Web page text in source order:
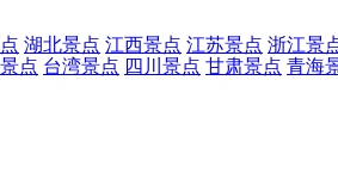
湖北景点 江西景点 江苏景点 浙江景
点 台湾景点 四川景点 甘肃景点 青海